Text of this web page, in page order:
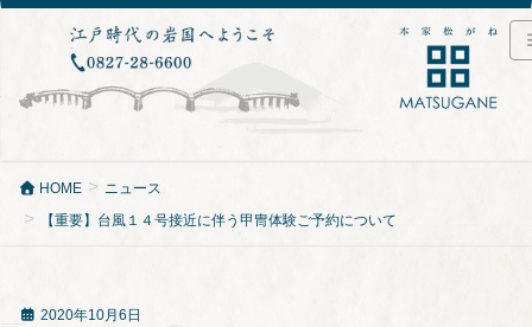
HOME
ニュース
【重要】台風１４号接近に伴う甲冑体験ご予約について
2020年10月6日